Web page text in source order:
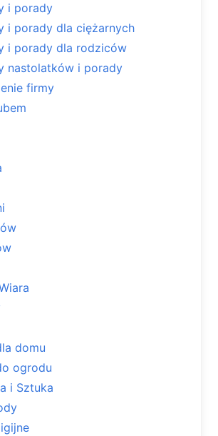
i porady
i porady dla ciężarnych
i porady dla rodziców
nastolatków i porady
firmy
domu
ogrodu
i Sztuka